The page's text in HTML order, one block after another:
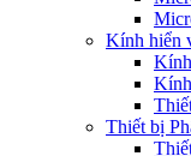
Kính hiển
Thiết bị